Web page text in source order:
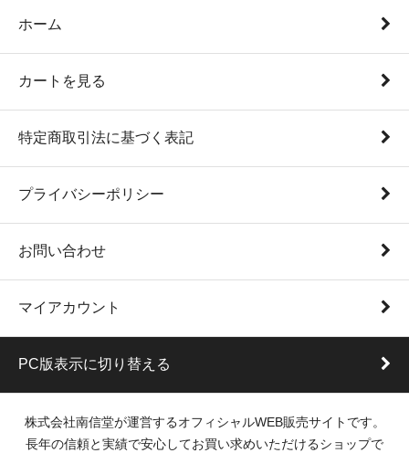
ホーム
カートを見る
特定商取引法に基づく表記
プライバシーポリシー
お問い合わせ
マイアカウント
PC版表示に切り替える
株式会社南信堂が運営するオフィシャルWEB販売サイトです。
長年の信頼と実績で安心してお買い求めいただけるショップで